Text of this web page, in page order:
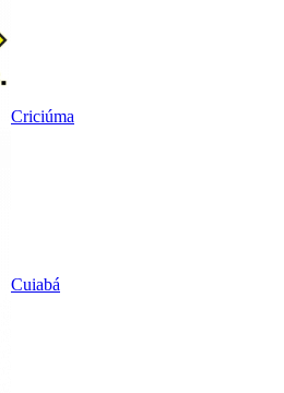
Criciúma
Cuiabá